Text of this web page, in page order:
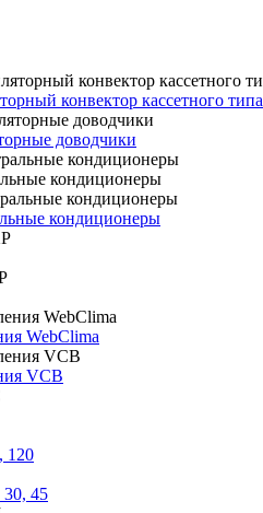
конвектор кассетного типа
доводчики
кондиционеры
кондиционеры
WebClima
VCB
120
45